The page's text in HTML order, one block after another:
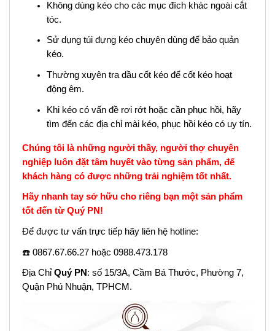
Không dùng kéo cho các mục đích khác ngoài cắt
tóc.
Sử dụng túi đựng kéo chuyên dùng để bảo quản
kéo.
Thường xuyên tra dầu cốt kéo để cốt kéo hoạt
động êm.
Khi kéo có vấn đề rơi rớt hoặc cần phục hồi, hãy
tìm đến các địa chỉ mài kéo, phục hồi kéo có uy tín.
Chúng tôi là những người thầy, người thợ chuyên
nghiệp luôn đặt tâm huyết vào từng sản phẩm, để
khách hàng có được những trải nghiệm tốt nhất.
Hãy nhanh tay sở hữu cho riêng bạn một sản phẩm
tốt đến từ Quý PN!
Để được tư vấn trực tiếp hãy liên hệ hotline:
☎️ 0867.67.66.27 hoặc 0988.473.178
Địa ChỉQuý PN : số 15/3A, Cầm Bá Thước, Phường 7,
Quận Phú Nhuận, TPHCM.